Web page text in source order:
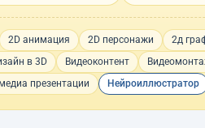
2D анимация 2D персонажи 2д
в 3D
Видеоконтент
презентации
Нейроиллюстратор